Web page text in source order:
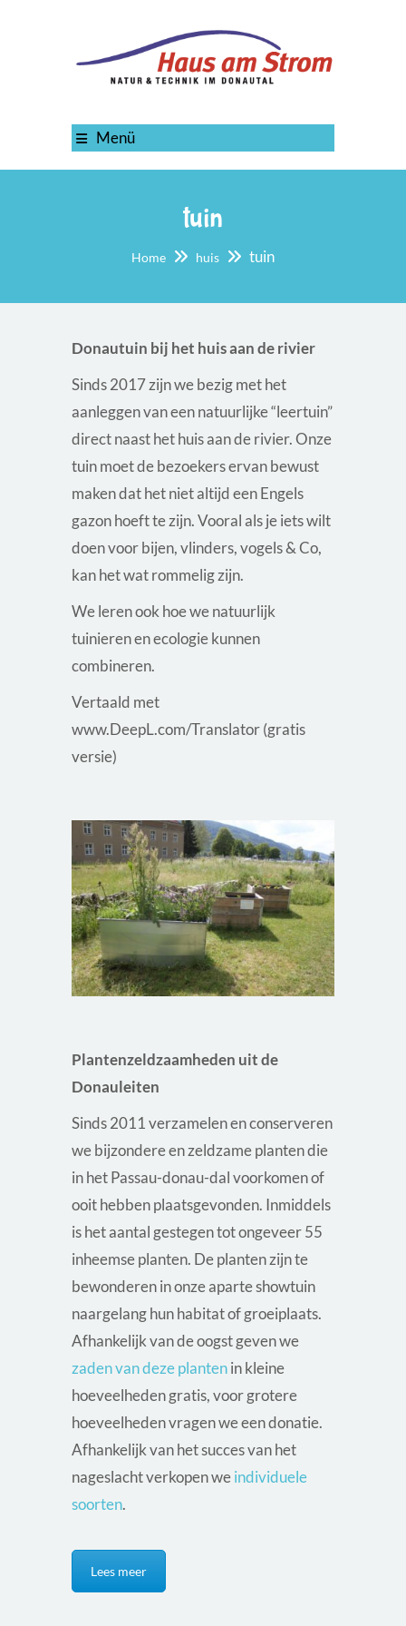
Menü
tuin
Home huis tuin
Donautuin bij het huis aan de rivier
Sinds 2017 zijn we bezig met het
aanleggen van een natuurlijke “leertuin”
direct naast het huis aan de rivier. Onze
tuin moet de bezoekers ervan bewust
maken dat het niet altijd een Engels
gazon hoeft te zijn. Vooral als je iets wilt
doen voor bijen, vlinders, vogels & Co,
kan het wat rommelig zijn.
We leren ook hoe we natuurlijk
tuinieren en ecologie kunnen
combineren.
Vertaald met
www.DeepL.com/Translator (gratis
versie)
Plantenzeldzaamheden uit de
Donauleiten
Sinds 2011 verzamelen en conserveren
we bijzondere en zeldzame planten die
in het Passau-donau-dal voorkomen of
ooit hebben plaatsgevonden. Inmiddels
is het aantal gestegen tot ongeveer 55
inheemse planten. De planten zijn te
bewonderen in onze aparte showtuin
naargelang hun habitat of groeiplaats.
Afhankelijk van de oogst geven we
zaden van deze plantenin kleine
hoeveelheden gratis, voor grotere
hoeveelheden vragen we een donatie.
Afhankelijk van het succes van het
nageslacht verkopen weindividuele
soorten.
Lees meer